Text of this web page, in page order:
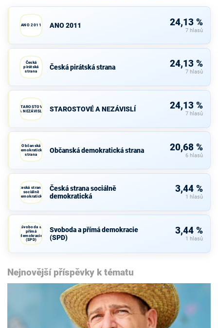
ANO 2011 ANO 2011 24,13 %
7 hlasů
Česká
pirátská
strana
Česká pirátská strana 24,13 %
7 hlasů
STAROSTOVÉ
A NEZÁVISLÍ
STAROSTOVÉ A NEZÁVISLÍ 24,13 %
7 hlasů
Občanská
demokratická
strana
Občanská demokratická strana 20,68 %
6 hlasů
Česká strana
sociálně
demokratická
Česká strana sociálně
demokratická
3,44 %
1 hlasů
Svoboda a
přímá
demokracie
(SPD)
Svoboda a přímá demokracie
(SPD)
3,44 %
1 hlasů
Nejnovější příspěvky k tématu